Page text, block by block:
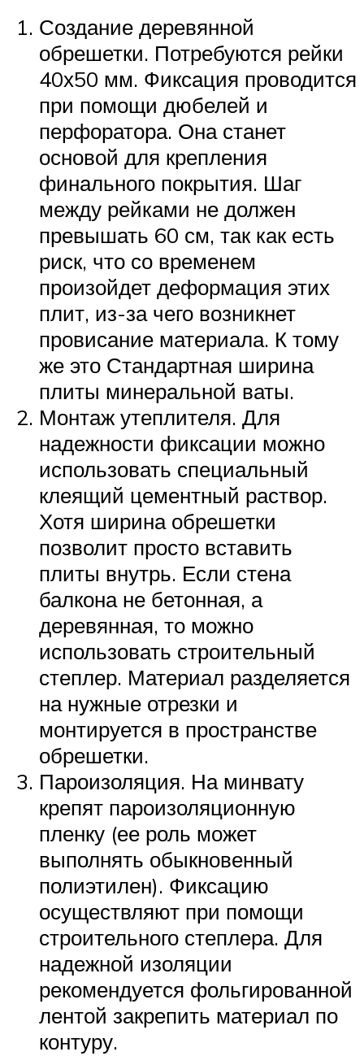
Создание деревянной
обрешетки. Потребуются рейки
40х50 мм. Фиксация проводится
при помощи дюбелей и
перфоратора. Она станет
основой для крепления
финального покрытия. Шаг
между рейками не должен
превышать 60 см, так как есть
риск, что со временем
произойдет деформация этих
плит, из-за чего возникнет
провисание материала. К тому
же это Стандартная ширина
плиты минеральной ваты.
Монтаж утеплителя. Для
надежности фиксации можно
использовать специальный
клеящий цементный раствор.
Хотя ширина обрешетки
позволит просто вставить
плиты внутрь. Если стена
балкона не бетонная, а
деревянная, то можно
использовать строительный
степлер. Материал разделяется
на нужные отрезки и
монтируется в пространстве
обрешетки.
Пароизоляция. На минвату
крепят пароизоляционную
пленку (ее роль может
выполнять обыкновенный
полиэтилен). Фиксацию
осуществляют при помощи
строительного степлера. Для
надежной изоляции
рекомендуется фольгированной
лентой закрепить материал по
контуру.